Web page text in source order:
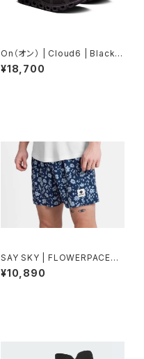
On（オン） | Cloud6 | Black/B
lack | Women
¥18,700
SAY SKY | FLOWERPACESH
ORTS5 | BLUEFLOWER | M
en
¥10,890